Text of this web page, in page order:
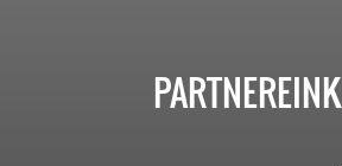
PARTNEREINK